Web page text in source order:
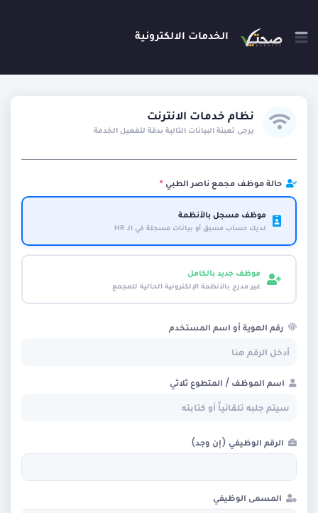
الخدمات الالكترونية
نظام خدمات الانترنت
يرجى تعبئة البيانات التالية بدقة لتفعيل الخدمة
حالة موظف مجمع ناصر الطبي *
موظف مسجل بالأنظمة
لديك حساب مسبق أو بيانات مسجلة في الـ HR
موظف جديد بالكامل
غير مدرج بالأنظمة الإلكترونية الحالية للمجمع
رقم الهوية أو اسم المستخدم
اسم الموظف / المتطوع ثلاثي
الرقم الوظيفي (إن وجد)
المسمى الوظيفي